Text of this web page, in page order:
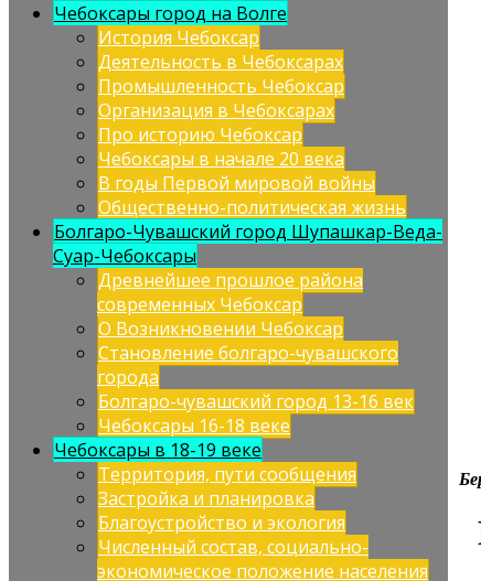
Чебоксары город на Волге
История Чебоксар
Деятельность в Чебоксарах
Промышленность Чебоксар
Организация в Чебоксарах
Про историю Чебоксар
Чебоксары в начале 20 века
В годы Первой мировой войны
Общественно-политическая жизнь
Болгаро-Чувашский город Шупашкар-Веда-
Суар-Чебоксары
Древнейшее прошлое района
современных Чебоксар
О Возникновении Чебоксар
Становление болгаро-чувашского
города
Болгаро-чувашский город 13-16 век
Чебоксары 16-18 веке
Чебоксары в 18-19 веке
Территория, пути сообщения
Застройка и планировка
Благоустройство и экология
Численный состав, социально-
экономическое положение населения